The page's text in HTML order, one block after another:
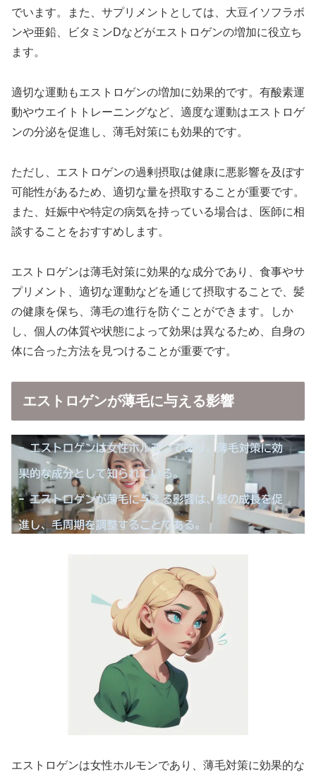
でいます。また、サプリメントとしては、大豆イソフラボ
ンや亜鉛、ビタミンDなどがエストロゲンの増加に役立ち
ます。
適切な運動もエストロゲンの増加に効果的です。有酸素運
動やウエイトトレーニングなど、適度な運動はエストロゲ
ンの分泌を促進し、薄毛対策にも効果的です。
ただし、エストロゲンの過剰摂取は健康に悪影響を及ぼす
可能性があるため、適切な量を摂取することが重要です。
また、妊娠中や特定の病気を持っている場合は、医師に相
談することをおすすめします。
エストロゲンは薄毛対策に効果的な成分であり、食事やサ
プリメント、適切な運動などを通じて摂取することで、髪
の健康を保ち、薄毛の進行を防ぐことができます。しか
し、個人の体質や状態によって効果は異なるため、自身の
体に合った方法を見つけることが重要です。
エストロゲンが薄毛に与える影響
エストロゲンは女性ホルモンであり、薄毛対策に効果的な